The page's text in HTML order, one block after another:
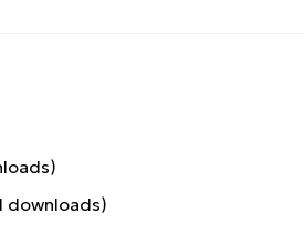
downloads)